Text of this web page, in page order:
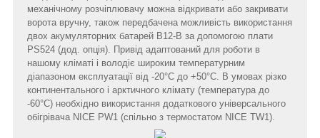
механічному розчіплювачу можна відкривати або закривати
ворота вручну, також передбачена можливість використання
двох акумуляторних батарей B12-B за допомогою плати
PS524 (дод. опція). Привід адаптований для роботи в
нашому кліматі і володіє широким температурним
діапазоном експлуатації від -20°C до +50°C. В умовах різко
континентального і арктичного клімату (температура до
-60°C) необхідно використання додаткового універсального
обігрівача NICE PW1 (спільно з термостатом NICE TW1).